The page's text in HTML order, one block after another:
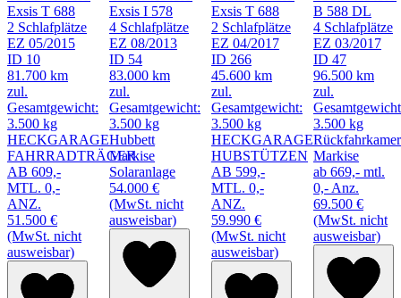
Exsis T 688
2 Schlafplätze
EZ 05/2015
ID 10
81.700 km
zul.
Gesamtgewicht:
3.500 kg
HECKGARAGE
FAHRRADTRÄGER
AB 609,-
MTL. 0,-
ANZ.
51.500 €
(MwSt. nicht
ausweisbar)
Exsis I 578
4 Schlafplätze
EZ 08/2013
ID 54
83.000 km
zul.
Gesamtgewicht:
3.500 kg
Hubbett
Markise
Solaranlage
54.000 €
(MwSt. nicht
ausweisbar)
Exsis T 688
2 Schlafplätze
EZ 04/2017
ID 266
45.600 km
zul.
Gesamtgewicht:
3.500 kg
HECKGARAGE
HUBSTÜTZEN
AB 599,-
MTL. 0,-
ANZ.
59.990 €
(MwSt. nicht
ausweisbar)
B 588 DL
4 Schlafplätze
EZ 03/2017
ID 47
96.500 km
zul.
3.500 kg
Markise
ab 669,- mtl.
0,- Anz.
69.500 €
(MwSt. nicht
ausweisbar)